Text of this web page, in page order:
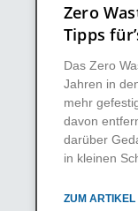
Zero
Tipps
Das Zero
Jahren in
mehr
davon
darüber
in kleinen
ZUM ARTIKEL